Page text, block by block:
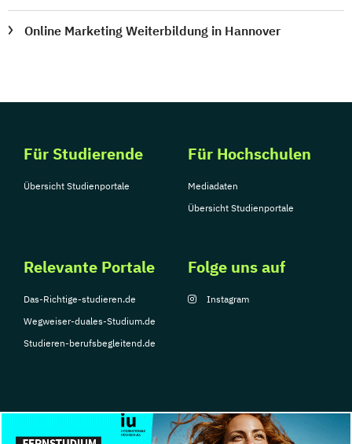
Online Marketing Weiterbildung in Hannover
Für Studierende
Übersicht Studienportale
Für Hochschulen
Mediadaten
Übersicht Studienportale
Relevante Portale
Das-Richtige-studieren.de
Wegweiser-duales-Studium.de
Studieren-berufsbegleitend.de
Folge uns auf
Instagram